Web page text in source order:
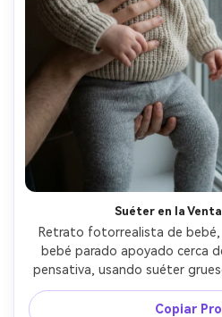
Suéter en la
Retrato fotorrealista de
bebé parado apoyado cerca
pensativa, usando suéter
suaves, gotas de lluvia en
diurna fría y difusa, Fujifilm
Copiar